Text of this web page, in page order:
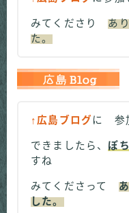
みてくださり あ
た。
↑広島ブログに 参
できましたら、 ぽ
すね
みてくださって
した。